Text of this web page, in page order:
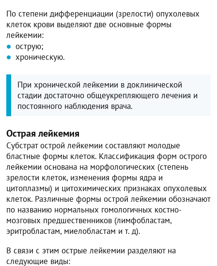
По степени дифференциации (зрелости) опухолевых
клеток крови выделяют две основные формы
лейкемии:
острую;
хроническую.
При хронической лейкемии в доклинической
стадии достаточно общеукрепляющего лечения и
постоянного наблюдения врача.
Острая лейкемия
Субстрат острой лейкемии составляют молодые
бластные формы клеток. Классификация форм острого
лейкемии основана на морфологических (степень
зрелости клеток, изменения формы ядра и
цитоплазмы) и цитохимических признаках опухолевых
клеток. Различные формы острой лейкемии обозначают
по названию нормальных гомологичных костно-
мозговых предшественников (лимфобластам,
эритробластам, миелобластам и т. д).
В связи с этим острые лейкемии разделяют на
следующие виды: